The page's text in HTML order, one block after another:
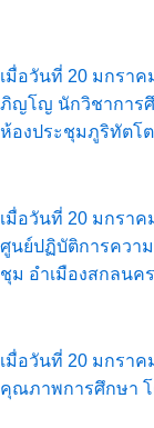
เมื่อวันที่ 20 มกรา
ภิญโญ นักวิชาการ
ห้องประชุมภูริทัตโ
เมื่อวันที่ 20 มกรา
ศูนย์ปฏิบัติการควา
ชุม อำเมืองสกลนค
เมื่อวันที่ 20 มกรา
คุณภาพการศึกษา โ